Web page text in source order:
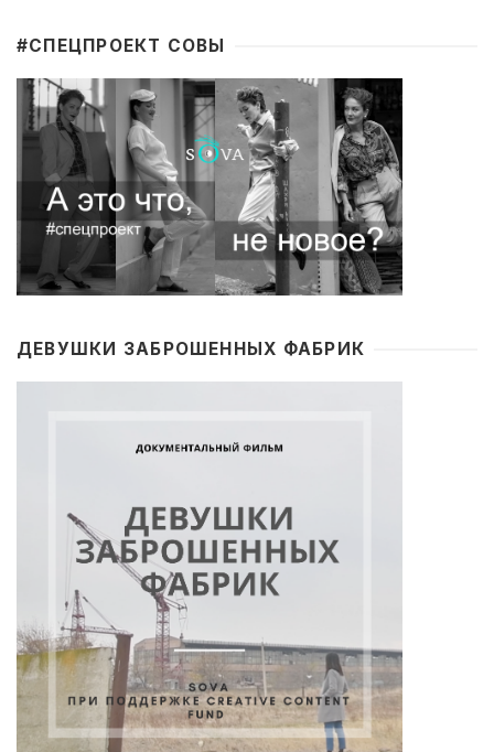
#CПЕЦПРОЕКТ СОВЫ
ДЕВУШКИ ЗАБРОШЕННЫХ ФАБРИК